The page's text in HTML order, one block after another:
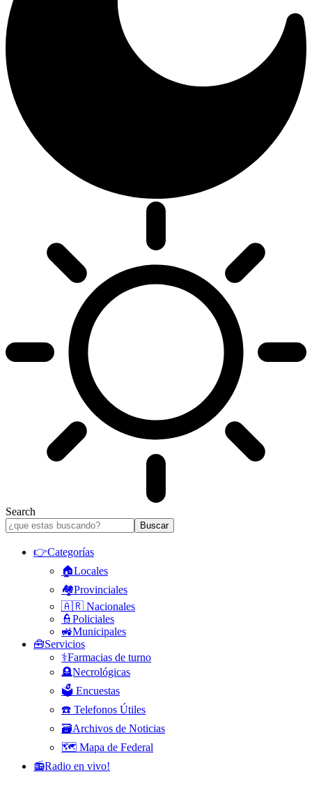
Search
👉Categorías
🏠Locales
🏘️Provinciales
🇦🇷 Nacionales
👮Policiales
🚜Municipales
🧰Servicios
⚕️Farmacias de turno
🪦Necrológicas
🗳️ Encuestas
☎️ Telefonos Útiles
🗃️Archivos de Noticias
🗺️ Mapa de Federal
📻Radio en vivo!